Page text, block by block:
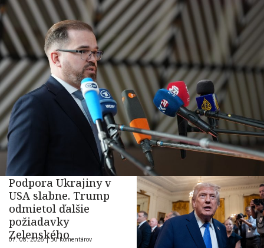
Podpora Ukrajiny v
USA slabne. Trump
odmietol ďalšie
požiadavky
Zelenského
07. 08. 2026 |50 komentárov